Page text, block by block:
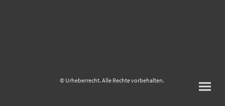
© Urheberrecht. Alle Rechte vorbehalten.